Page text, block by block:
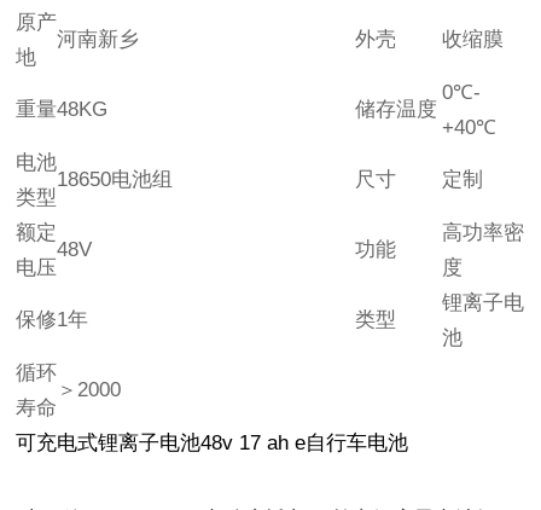
原产
地
河南新乡 外壳 收缩膜
重量48KG 储存温度
0℃-
+40℃
电池
类型
18650电池组 尺寸 定制
额定
电压
48V 功能
高功率密
度
保修1年 类型
锂离子电
池
循环
寿命
＞2000
可充电式锂离子电池48v 17 ah e自行车电池